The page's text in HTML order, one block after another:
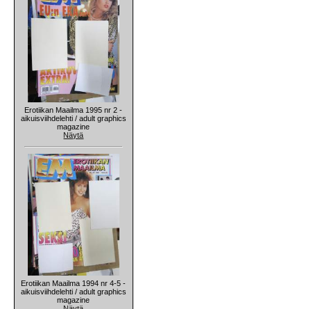
Erotiikan Maailma 1995 nr 2 -
aikuisviihdelehti / adult graphics
magazine
Näytä
Erotiikan Maailma 1994 nr 4-5 -
aikuisviihdelehti / adult graphics
magazine